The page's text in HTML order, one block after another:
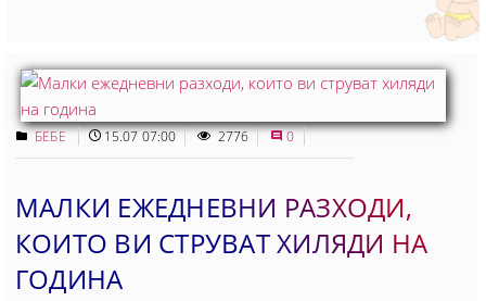
БЕБЕ 15.07 07:00 2776 0
МАЛКИ ЕЖЕДНЕВНИ РАЗХОДИ,
КОИТО ВИ СТРУВАТ ХИЛЯДИ НА
ГОДИНА